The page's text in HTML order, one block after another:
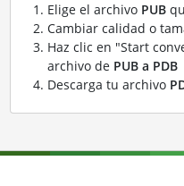
Elige el archivo PUB
Cambiar calidad o
Haz clic en "Start
archivo de PUB a PDB
Descarga tu archivo